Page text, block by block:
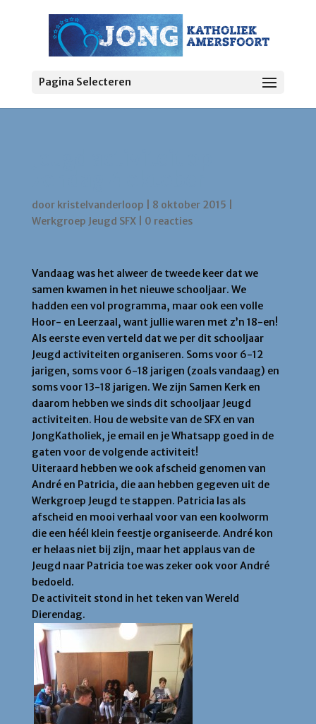
Pagina Selecteren
door kristelvanderloop 8 oktober 2015
Werkgroep Jeugd SFX| 0 reacties
Vandaag was het alweer de tweede keer dat we
samen kwamen in het nieuwe schooljaar. We
hadden een vol programma, maar ook een volle
Hoor- en Leerzaal, want jullie waren met z’n 18-en!
Als eerste even verteld dat we per dit schooljaar
Jeugd activiteiten organiseren. Soms voor 6-12
jarigen, soms voor 6-18 jarigen (zoals vandaag) en
soms voor 13-18 jarigen. We zijn Samen Kerk en
daarom hebben we sinds dit schooljaar Jeugd
activiteiten. Hou de website van de SFX en van
JongKatholiek, je email en je Whatsapp goed in de
gaten voor de volgende activiteit!
Uiteraard hebben we ook afscheid genomen van
André en Patricia, die aan hebben gegeven uit de
Werkgroep Jeugd te stappen. Patricia las als
afscheid en mooi verhaal voor van een koolworm
die een héél klein feestje organiseerde. André kon
er helaas niet bij zijn, maar het applaus van de
Jeugd naar Patricia toe was zeker ook voor André
bedoeld.
De activiteit stond in het teken van Wereld
Dierendag.